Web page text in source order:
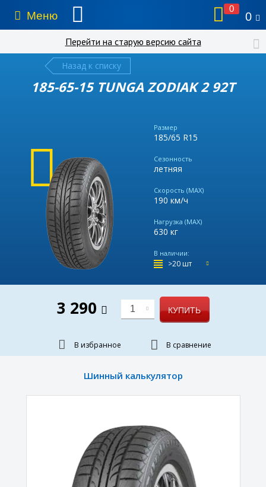
Меню
0
0
Перейти на старую версию сайта
Назад к списку
185-65-15 TUNGA ZODIAK 2 92T
Размер
185/65 R15
Сезонность
летняя
Скорость (MAX)
190 км/ч
Нагрузка (MAX)
630 кг
В наличии:
>20 шт
3 290 1 КУПИТЬ
В избранное В сравнение
Шинный калькулятор